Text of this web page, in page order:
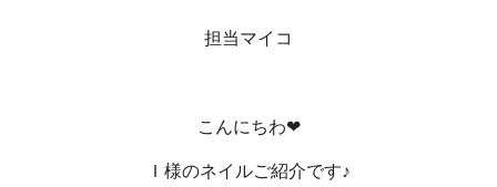
担当マイコ
こんにちわ❤
Ｉ様のネイルご紹介です♪